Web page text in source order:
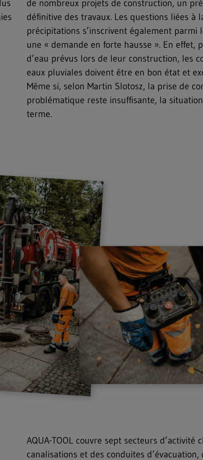
de nombreux projets de construction, un
définitive des travaux. Les questions liées à
précipitations s’inscrivent également
une « demande en forte hausse ». En effet,
d’eau prévus lors de leur construction, les
eaux pluviales doivent être en bon état et
Même si, selon Martin Slotosz, la prise de
problématique reste insuffisante, la
terme.
AQUA-TOOL couvre sept secteurs d’activité
canalisations et des conduites